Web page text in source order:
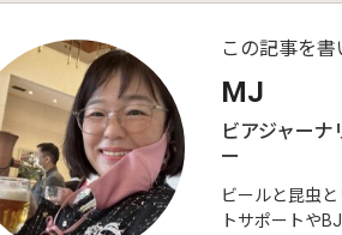
この記事を書
MJ
ビアジャー
ー
ビールと昆虫
トサポートや